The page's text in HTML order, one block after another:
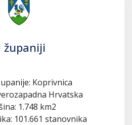
županiji
Koprivnica
Hrvatska
1.748 km2
101.661 stanovnika